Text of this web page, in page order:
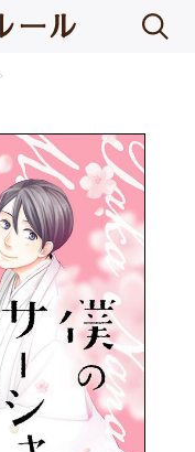
chevron_right